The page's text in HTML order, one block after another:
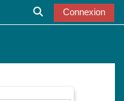
Activer/désactiver
Connexion